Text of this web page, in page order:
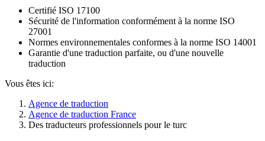
Certifié ISO 17100
Sécurité de l'information conformément à la norme ISO
27001
Normes environnementales conformes à la norme ISO 14001
Garantie d'une traduction parfaite, ou d'une nouvelle
traduction
Vous êtes ici:
Agence de traduction
Agence de traduction France
Des traducteurs professionnels pour le turc